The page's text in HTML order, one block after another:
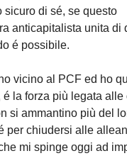
sicuro di sé, se questo
anticapitalista unita di
é possibile.
vicino al PCF ed ho
la forza più legata
si ammantino più del
per chiudersi alle
mi spinge oggi ad